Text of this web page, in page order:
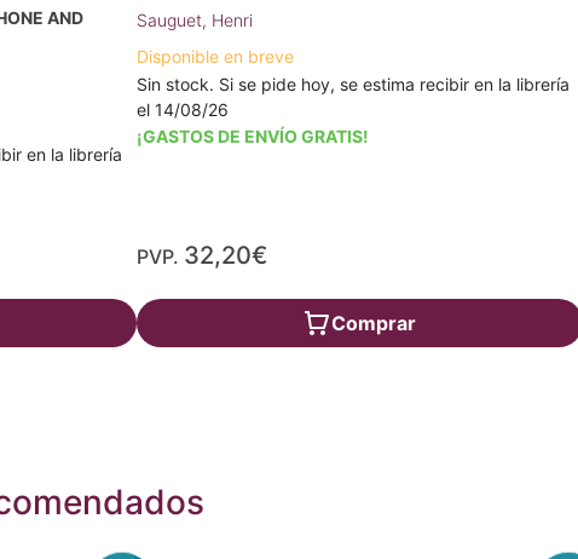
AND
en la librería
Sauguet, Henri
Disponible en breve
Sin stock. Si se pide hoy, se estima recibir en la librería
el 14/08/26
¡GASTOS DE ENVÍO GRATIS!
PVP. 32,20€
Comprar